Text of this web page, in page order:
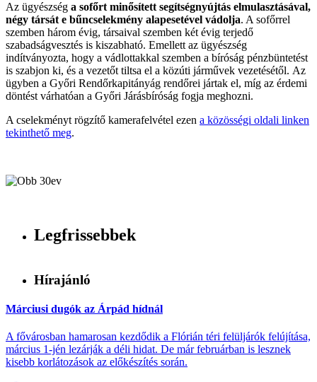
Az ügyészség a sofőrt minősített segítségnyújtás elmulasztásával,
négy társát e bűncselekmény alapesetével vádolja. A sofőrrel
szemben három évig, társaival szemben két évig terjedő
szabadságvesztés is kiszabható. Emellett az ügyészség
indítványozta, hogy a vádlottakkal szemben a bíróság pénzbüntetést
is szabjon ki, és a vezetőt tiltsa el a közúti járművek vezetésétől. Az
ügyben a Győri Rendőrkapitányág rendőrei jártak el, míg az érdemi
döntést várhatóan a Győri Járásbíróság fogja meghozni.
A cselekményt rögzítő kamerafelvétel ezen a közösségi oldali linken
tekinthető meg.
Legfrissebbek
Hírajánló
Márciusi dugók az Árpád hídnál
A fővárosban hamarosan kezdődik a Flórián téri felüljárók felújítása,
március 1-jén lezárják a déli hidat. De már februárban is lesznek
kisebb korlátozások az előkészítés során.